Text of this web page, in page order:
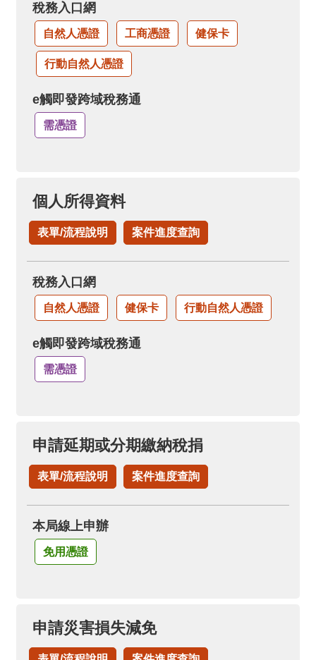
稅務入口網
自然人憑證 工商憑證 健保卡
行動自然人憑證
e觸即發跨域稅務通
需憑證
個人所得資料
表單/流程說明 案件進度查詢
稅務入口網
自然人憑證 健保卡 行動自然人憑證
e觸即發跨域稅務通
需憑證
申請延期或分期繳納稅捐
表單/流程說明 案件進度查詢
本局線上申辦
免用憑證
申請災害損失減免